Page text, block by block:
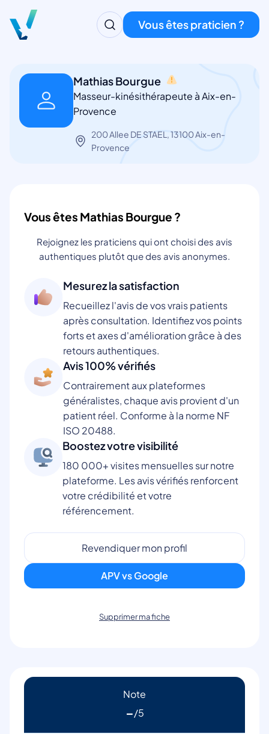
Vous êtes praticien ?
Mathias Bourgue
Masseur-kinésithérapeute à Aix-en-
Provence
200 Allee DE STAEL, 13100 Aix-en-
Provence
Vous êtes Mathias Bourgue ?
Rejoignez les praticiens qui ont choisi des avis
authentiques plutôt que des avis anonymes.
Mesurez la satisfaction
Recueillez l'avis de vos vrais patients
après consultation. Identifiez vos points
forts et axes d'amélioration grâce à des
retours authentiques.
Avis 100% vérifiés
Contrairement aux plateformes
généralistes, chaque avis provient d'un
patient réel. Conforme à la norme NF
ISO 20488.
Boostez votre visibilité
180 000+ visites mensuelles sur notre
plateforme. Les avis vérifiés renforcent
votre crédibilité et votre
référencement.
Revendiquer mon profil
APV vs Google
Supprimer ma fiche
Note
-